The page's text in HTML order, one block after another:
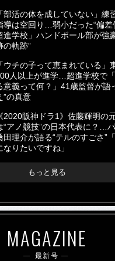
「部活の体を成していない」練
導は空回り…弱小だった“偏差
進学校」ハンドボール部が強
の軌跡”
「ウチの子って恵まれている」
人以上が進学…超進学校で
意義って何？」41歳監督が語
”の真意
《2020阪神ドラ1》佐藤輝明の
“アノ競技”の日本代表に？…
田理介が語る“テルのすごさ”
なりたいですね」
もっと見る
MAGAZINE
最新号